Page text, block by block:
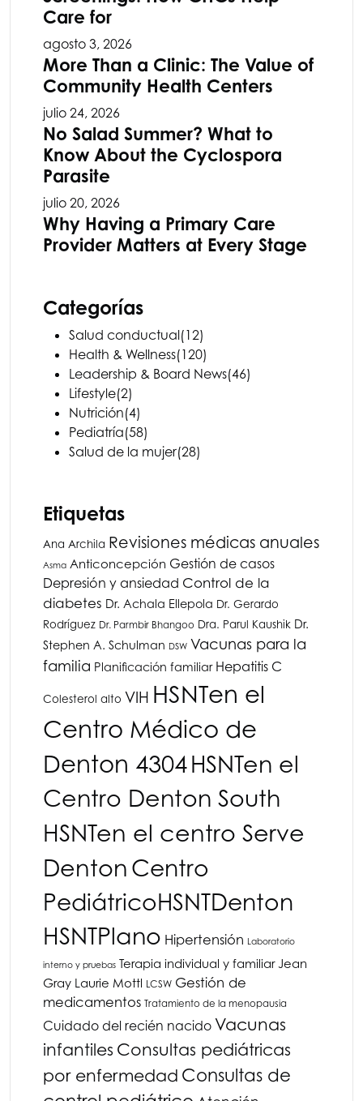
Care for
agosto 3, 2026
More Than a Clinic: The Value of
Community Health Centers
julio 24, 2026
No Salad Summer? What to
Know About the Cyclospora
Parasite
julio 20, 2026
Why Having a Primary Care
Provider Matters at Every Stage
Categorías
Salud conductual(12)
Health & Wellness(120)
Leadership & Board News(46)
Lifestyle(2)
Nutrición(4)
Pediatría(58)
Salud de la mujer(28)
Etiquetas
Ana Archila Revisiones médicas anuales
Asma Anticoncepción Gestión de casos
Depresión y ansiedad Control de la
diabetes Dr. Achala Ellepola Dr. Gerardo
Rodríguez Dr. Parmbir Bhangoo Dra. Parul Kaushik Dr.
Stephen A. Schulman DSW Vacunas para la
familia Planificación familiar Hepatitis C
Colesterol alto VIH HSNTen el
Centro Médico de
Denton 4304HSNTen el
Centro Denton South
HSNTen el centro Serve
Denton Centro
PediátricoHSNTDenton
HSNTPlano Hipertensión Laboratorio
interno y pruebas Terapia individual y familiar Jean
Gray Laurie Mottl LCSW Gestión de
medicamentos Tratamiento de la menopausia
Cuidado del recién nacido Vacunas
infantiles Consultas pediátricas
por enfermedad Consultas de